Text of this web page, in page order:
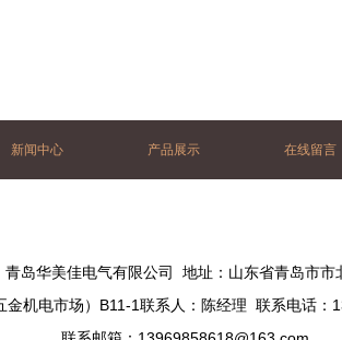
新闻中心 产品展示 在线留言
青岛华美佳电气有限公司 地址：山东省青岛市市
金机电市场）B11-1联系人：陈经理 联系电话：